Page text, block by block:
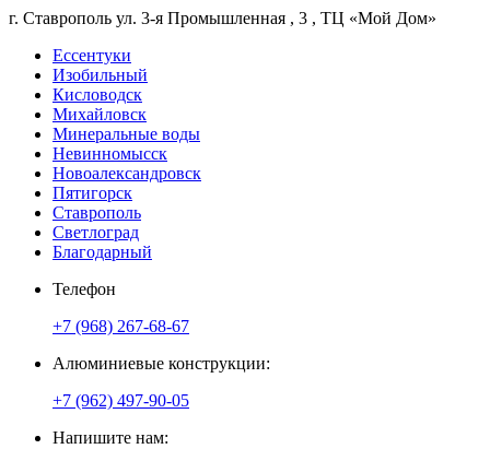
г. Ставрополь ул. 3-я Промышленная , 3 , ТЦ «Мой Дом»
Ессентуки
Изобильный
Кисловодск
Михайловск
Минеральные воды
Невинномысск
Новоалександровск
Пятигорск
Ставрополь
Светлоград
Благодарный
Телефон
+7 (968) 267-68-67
Алюминиевые конструкции:
+7 (962) 497-90-05
Напишите нам: